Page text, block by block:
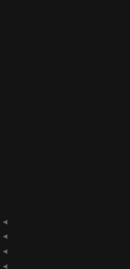
◄
◄
◄
◄